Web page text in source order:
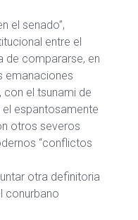
el senado”,
entre el
de compararse, en
emanaciones
el tsunami de
espantosamente
otros severos
“conflictos
otra definitoria
conurbano